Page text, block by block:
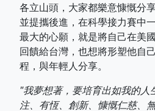
各立山頭，大家都樂意慷慨分
並提攜後進，在科學接力賽中
最大的心願，就是將自己在美
回饋給台灣，也想將形塑他自
程，與年輕人分享。
"我夢想著，要培育出如我的人
注、有恆、創新、慷慨仁慈、